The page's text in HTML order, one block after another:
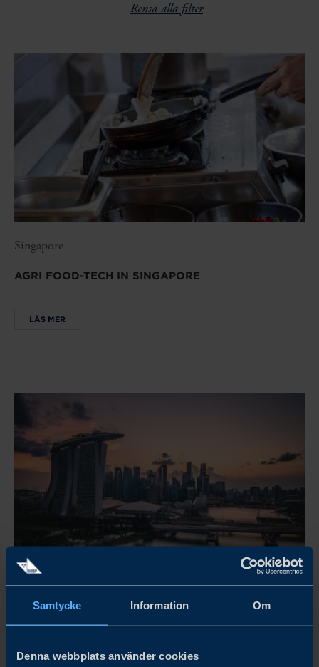
Samtycke Information Om
Denna webbplats använder cookies
Rensa alla filter
Singapore
AGRI FOOD-TECH IN SINGAPORE
LÄS MER
Singapore
EXPLORING THE ARTIFICIAL INTELLIGENCE SCENE
IN SINGAPORE